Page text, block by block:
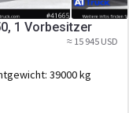
1550, 1 Vorbesitzer
≈ 15 945 USD
39000 kg